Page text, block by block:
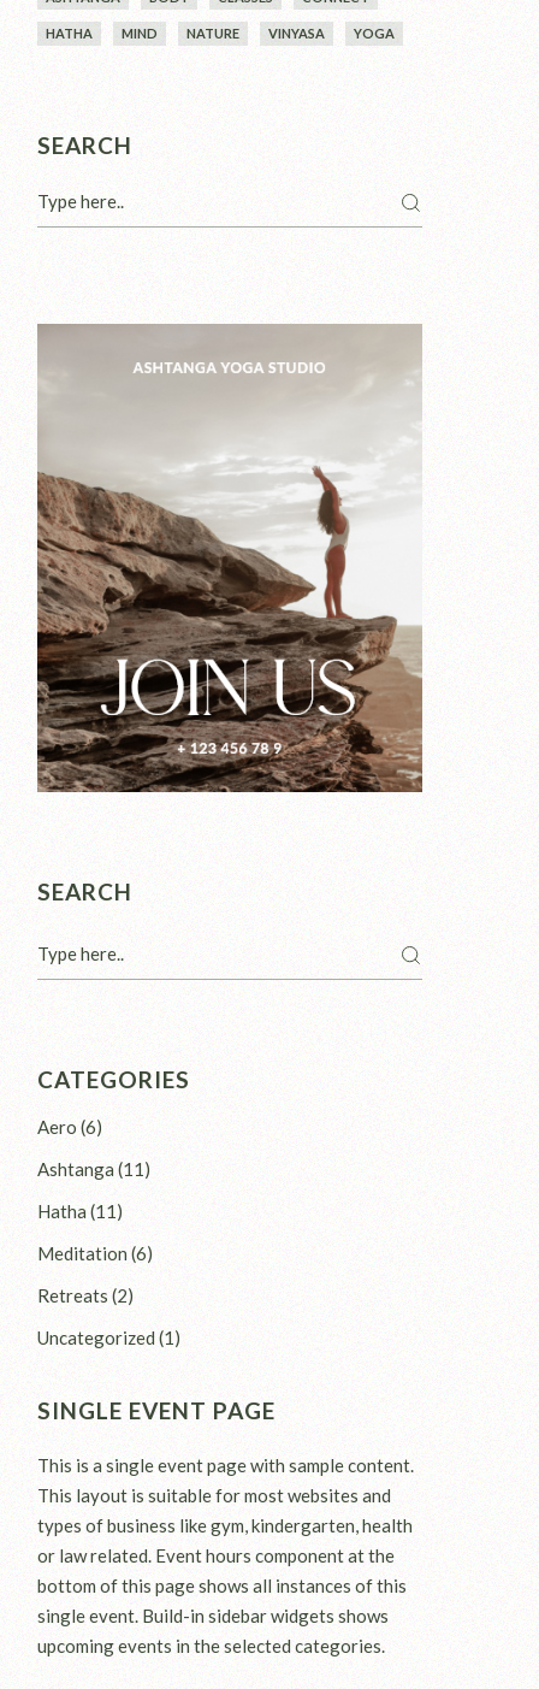
HATHA MIND NATURE VINYASA YOGA
SEARCH
SEARCH
CATEGORIES
Aero (6)
Ashtanga(11)
Hatha(11)
Meditation(6)
Retreats (2)
Uncategorized(1)
SINGLE EVENT PAGE
This is a single event page with sample content.
This layout is suitable for most websites and
types of business like gym, kindergarten, health
or law related. Event hours component at the
bottom of this page shows all instances of this
single event. Build-in sidebar widgets shows
upcoming events in the selected categories.